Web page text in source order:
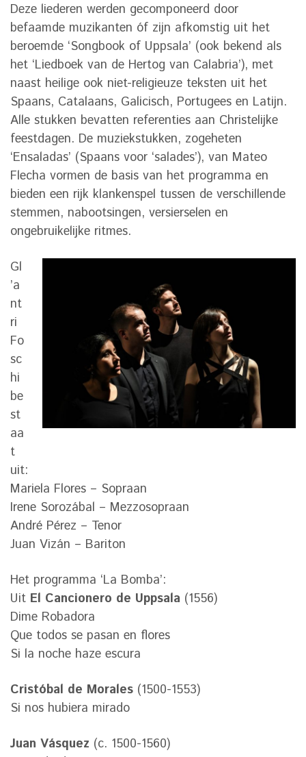
Deze liederen werden gecomponeerd door
befaamde muzikanten óf zijn afkomstig uit het
beroemde ‘Songbook of Uppsala’ (ook bekend als
het ‘Liedboek van de Hertog van Calabria’), met
naast heilige ook niet-religieuze teksten uit het
Spaans, Catalaans, Galicisch, Portugees en Latijn.
Alle stukken bevatten referenties aan Christelijke
feestdagen. De muziekstukken, zogeheten
‘Ensaladas’ (Spaans voor ‘salades’), van Mateo
Flecha vormen de basis van het programma en
bieden een rijk klankenspel tussen de verschillende
stemmen, nabootsingen, versierselen en
ongebruikelijke ritmes.
Gl
’a
nt
ri
Fo
sc
hi
be
st
aa
t
uit:
Mariela Flores – Sopraan
Irene Sorozábal – Mezzosopraan
André Pérez – Tenor
Juan Vizán – Bariton
Het programma ‘La Bomba’:
Uit El Cancionero de Uppsala (1556)
Dime Robadora
Que todos se pasan en flores
Si la noche haze escura
Cristóbal de Morales (1500-1553)
Si nos hubiera mirado
Juan Vásquez (c. 1500-1560)